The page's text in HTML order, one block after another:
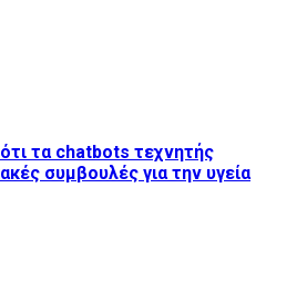
τα chatbots τεχνητής
συμβουλές για την υγεία